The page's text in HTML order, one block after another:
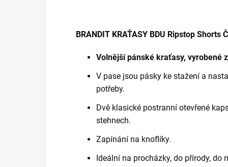
BRANDIT KRAŤASY BDU Ripstop Shorts
Volnější pánské kraťasy, vyrobené
V pase jsou pásky ke stažení a
potřeby.
Dvě klasické postranní otevřené
stehnech.
Zapínání na knoflíky.
Ideální na procházky, do přírody, do